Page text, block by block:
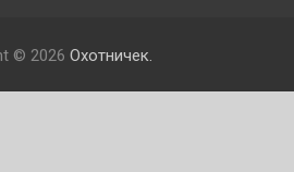
© 2026 Охотничек.